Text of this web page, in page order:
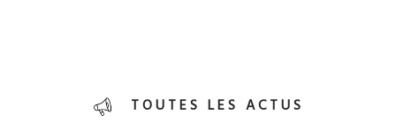
TOUTES LES ACTUS